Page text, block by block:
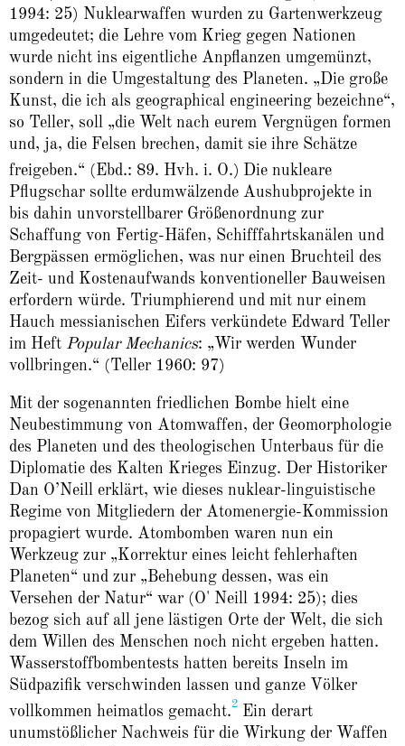
1994: 25) Nuklearwaffen wurden zu Gartenwerkzeug
umgedeutet; die Lehre vom Krieg gegen Nationen
wurde nicht ins eigentliche Anpflanzen umgemünzt,
sondern in die Umgestaltung des Planeten. „Die große
Kunst, die ich als geographical engineering bezeichne“,
so Teller, soll „die Welt nach eurem Vergnügen formen
und, ja, die Felsen brechen, damit sie ihre Schätze
freigeben.“ (Ebd.: 89. Hvh. i. O.) Die nukleare
Pflugschar sollte erdumwälzende Aushubprojekte in
bis dahin unvorstellbarer Größenordnung zur
Schaffung von Fertig-Häfen, Schifffahrtskanälen und
Bergpässen ermöglichen, was nur einen Bruchteil des
Zeit- und Kostenaufwands konventioneller Bauweisen
erfordern würde. Triumphierend und mit nur einem
Hauch messianischen Eifers verkündete Edward Teller
im Heft Popular Mechanics: „Wir werden Wunder
vollbringen.“ (Teller 1960: 97)
Mit der sogenannten friedlichen Bombe hielt eine
Neubestimmung von Atomwaffen, der Geomorphologie
des Planeten und des theologischen Unterbaus für die
Diplomatie des Kalten Krieges Einzug. Der Historiker
Dan O’Neill erklärt, wie dieses nuklear-linguistische
Regime von Mitgliedern der Atomenergie-Kommission
propagiert wurde. Atombomben waren nun ein
Werkzeug zur „Korrektur eines leicht fehlerhaften
Planeten“ und zur „Behebung dessen, was ein
Versehen der Natur“ war (O' Neill 1994: 25); dies
bezog sich auf all jene lästigen Orte der Welt, die sich
dem Willen des Menschen noch nicht ergeben hatten.
Wasserstoffbombentests hatten bereits Inseln im
Südpazifik verschwinden lassen und ganze Völker
vollkommen heimatlos gemacht.2 Ein derart
unumstößlicher Nachweis für die Wirkung der Waffen